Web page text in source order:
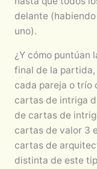
delante
uno).
¿Y cómo puntúan
final de la
cada pareja o trío
cartas de intriga
de cartas de
cartas de valor 3
cartas de
distinta de este